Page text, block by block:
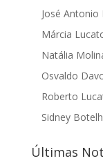
José Antonio
Márcia
Natália
Osvaldo
Roberto
Sidney
Últimas